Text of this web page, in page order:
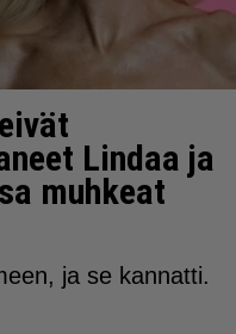
Lindaa ja
muhkeat
ja se kannatti.